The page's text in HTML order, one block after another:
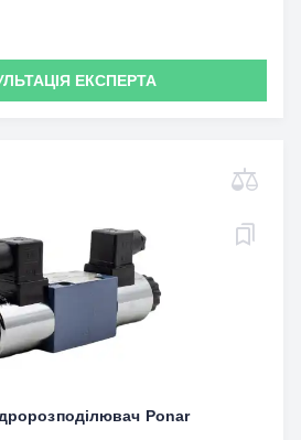
ЕКСПЕРТА
Ponar